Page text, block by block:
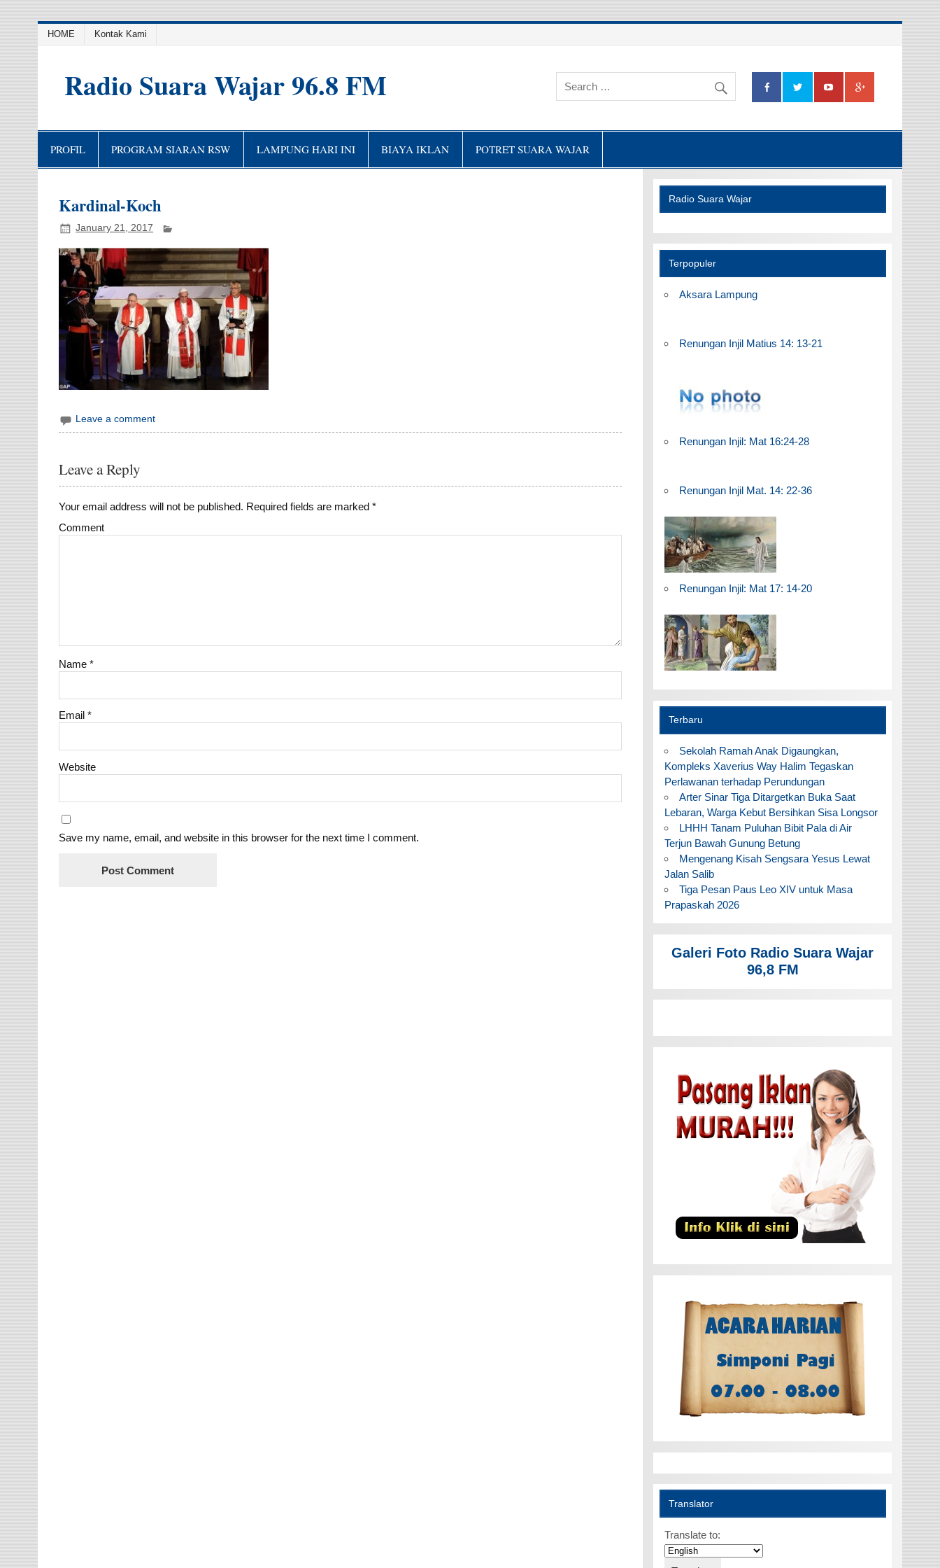
HOME Kontak Kami
Radio Suara Wajar 96.8 FM
PROFIL PROGRAM SIARAN RSW LAMPUNG HARI INI BIAYA IKLAN POTRET SUARA WAJAR
Kardinal-Koch
January 21, 2017
Leave a comment
Leave a Reply
Your email address will not be published. Required fields are marked*
Comment
Name*
Email*
Website
Save my name, email, and website in this browser for the next time I comment.
Radio Suara Wajar
Terpopuler
Aksara Lampung
Renungan Injil Matius 14: 13-21
Renungan Injil: Mat 16:24-28
Renungan Injil Mat. 14: 22-36
Renungan Injil: Mat 17: 14-20
Terbaru
Sekolah Ramah Anak Digaungkan,
Kompleks Xaverius Way Halim Tegaskan
Perlawanan terhadap Perundungan
Arter Sinar Tiga Ditargetkan Buka Saat
Lebaran, Warga Kebut Bersihkan Sisa Longsor
LHHH Tanam Puluhan Bibit Pala di Air
Terjun Bawah Gunung Betung
Mengenang Kisah Sengsara Yesus Lewat
Jalan Salib
Tiga Pesan Paus Leo XIV untuk Masa
Prapaskah 2026
Galeri Foto Radio Suara Wajar
96,8 FM
Translator
Translate to: